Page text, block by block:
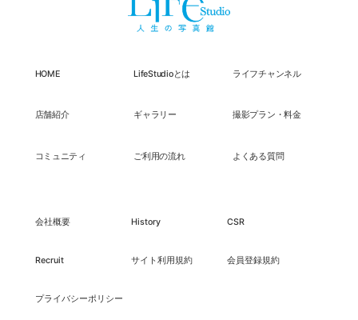
HOME LifeStudioとは ライフチャンネル
店舗紹介 ギャラリー 撮影プラン・料金
コミュニティ ご利用の流れ よくある質問
会社概要 History CSR
Recruit サイト利用規約 会員登録規約
プライバシーポリシー